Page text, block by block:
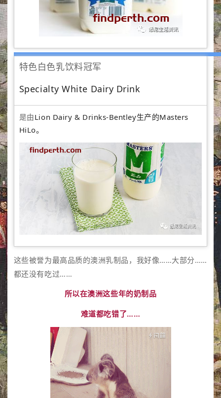
特色白色乳饮料冠军
Specialty White Dairy Drink
是由Lion Dairy & Drinks-Bentley生产的Masters
HiLo。
这些被誉为最高品质的澳洲乳制品，我好像……大部分……
都还没有吃过……
所以在澳洲这些年的奶制品
难道都吃错了……